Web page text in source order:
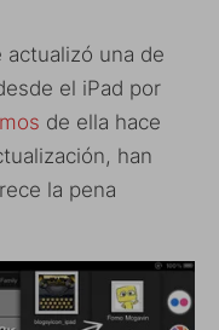
actualizó una de
el iPad por
de ella hace
han
la pena